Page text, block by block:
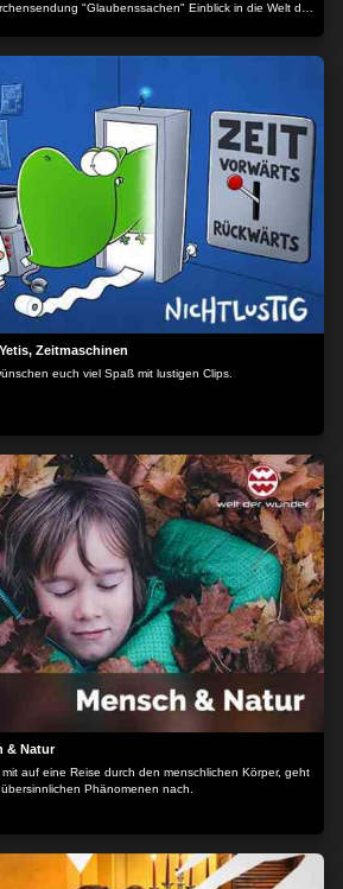
"Glaubenssachen" Einblick in die Welt des
Zeitmaschinen
euch viel Spaß mit lustigen Clips.
& Natur
auf eine Reise durch den menschlichen Körper, geht
Phänomenen nach.